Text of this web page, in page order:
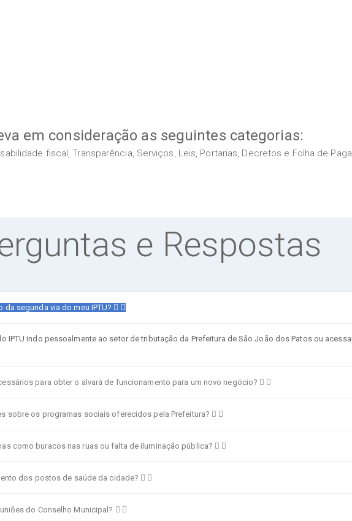
em consideração as seguintes categorias:
fiscal, Transparência, Serviços, Leis, Portarias, Decretos e Folha de
e Respostas
segunda via do meu IPTU?
IPTU indo pessoalmente ao setor de tributação da Prefeitura de São João dos Patos ou
para obter o alvará de funcionamento para um novo negócio?
sobre os programas sociais oferecidos pela Prefeitura?
como buracos nas ruas ou falta de iluminação pública?
dos postos de saúde da cidade?
do Conselho Municipal?